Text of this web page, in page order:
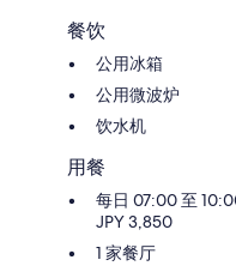
餐饮
公用冰箱
公用微波炉
饮水机
用餐
每日 07:00 至
JPY 3,850
1 家餐厅